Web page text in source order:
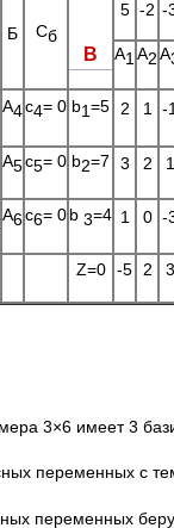
Б Сб
В
5 -2 -
A1 A2A
A4с4= 0 b1=5 2 1 -1
A5с5= 0 b2=7 3 2 1
A6с6= 0b 3=4 1 0 -
Z=0 -5 2 3
3×6 имеет 3
переменных с
переменных